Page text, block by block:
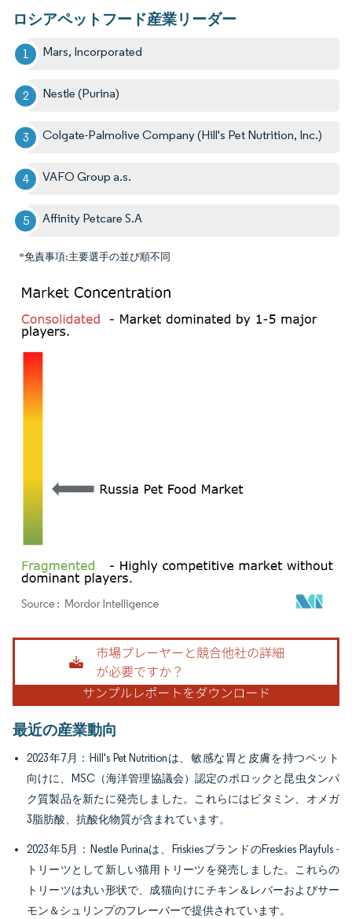
ロシアペットフード産業リーダー
Mars, Incorporated
Nestle (Purina)
Colgate-Palmolive Company (Hill's Pet Nutrition, Inc.)
VAFO Group a.s.
Affinity Petcare S.A
*免責事項:主要選手の並び順不同
画像 © Mordor Intelligence。再利用にはCC BY 4.0の表示が必要です。
最近の産業動向
2023年7月：Hill's Pet Nutritionは、敏感な胃と皮膚を持つペット
向けに、MSC（海洋管理協議会）認定のポロックと昆虫タンパ
ク質製品を新たに発売しました。これらにはビタミン、オメガ
3脂肪酸、抗酸化物質が含まれています。
2023年5月：Nestle Purinaは、FriskiesブランドのFreskies Playfuls -
トリーツとして新しい猫用トリーツを発売しました。これらの
トリーツは丸い形状で、成猫向けにチキン＆レバーおよびサー
モン＆シュリンプのフレーバーで提供されています。